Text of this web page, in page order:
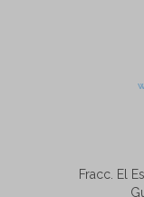
Fracc. El